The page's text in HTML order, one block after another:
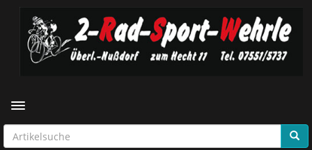
Toggle navigation